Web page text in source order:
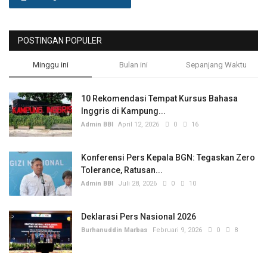
POSTINGAN POPULER
Minggu ini Bulan ini Sepanjang Waktu
10 Rekomendasi Tempat Kursus Bahasa
Inggris di Kampung...
Admin BBI April 12, 2026 0 16
Konferensi Pers Kepala BGN: Tegaskan Zero
Tolerance, Ratusan...
Admin BBI Juli 28, 2026 0 10
Deklarasi Pers Nasional 2026
Burhanuddin Marbas Februari 9, 2026 0 8